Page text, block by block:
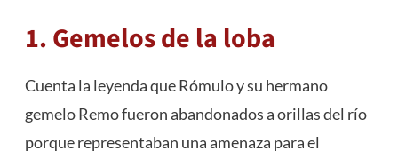
1. Gemelos de la loba
Cuenta la leyenda que Rómulo y su hermano
gemelo Remo fueron abandonados a orillas del río
porque representaban una amenaza para el